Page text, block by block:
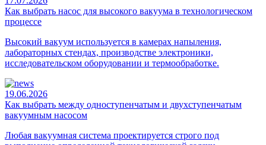
Как выбрать насос для высокого вакуума в технологическом
процессе
Высокий вакуум используется в камерах напыления,
лабораторных стендах, производстве электроники,
исследовательском оборудовании и термообработке.
19.06.2026
Как выбрать между одноступенчатым и двухступенчатым
вакуумным насосом
Любая вакуумная система проектируется строго под